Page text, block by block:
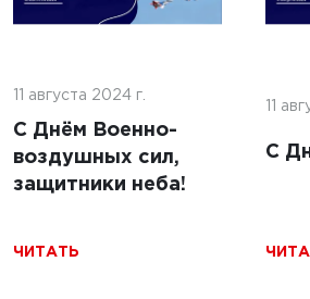
11 августа 2024 г.
С Днём Военно-
воздушных сил,
защитники неба!
ЧИТАТЬ
11
С
г.
из
площадок для